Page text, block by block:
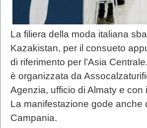
La filiera della moda italiana
Kazakistan, per il consueto
di riferimento per l’Asia
è organizzata da
Agenzia, ufficio di Almaty e con
La manifestazione gode
Campania.